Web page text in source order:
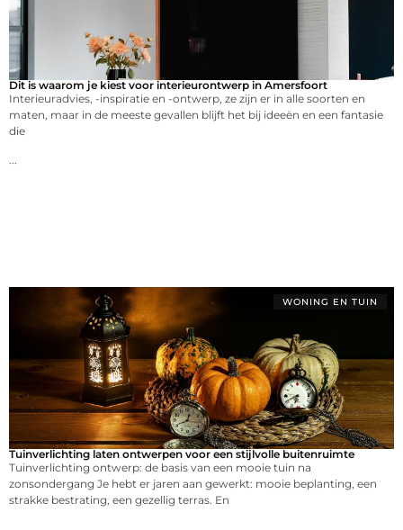
Dit is waarom je kiest voor interieurontwerp in Amersfoort
Interieuradvies, -inspiratie en -ontwerp, ze zijn er in alle soorten en
maten, maar in de meeste gevallen blijft het bij ideeën en een fantasie
die
...
WONING EN TUIN
Tuinverlichting laten ontwerpen voor een stijlvolle buitenruimte
Tuinverlichting ontwerp: de basis van een mooie tuin na
zonsondergang Je hebt er jaren aan gewerkt: mooie beplanting, een
strakke bestrating, een gezellig terras. En